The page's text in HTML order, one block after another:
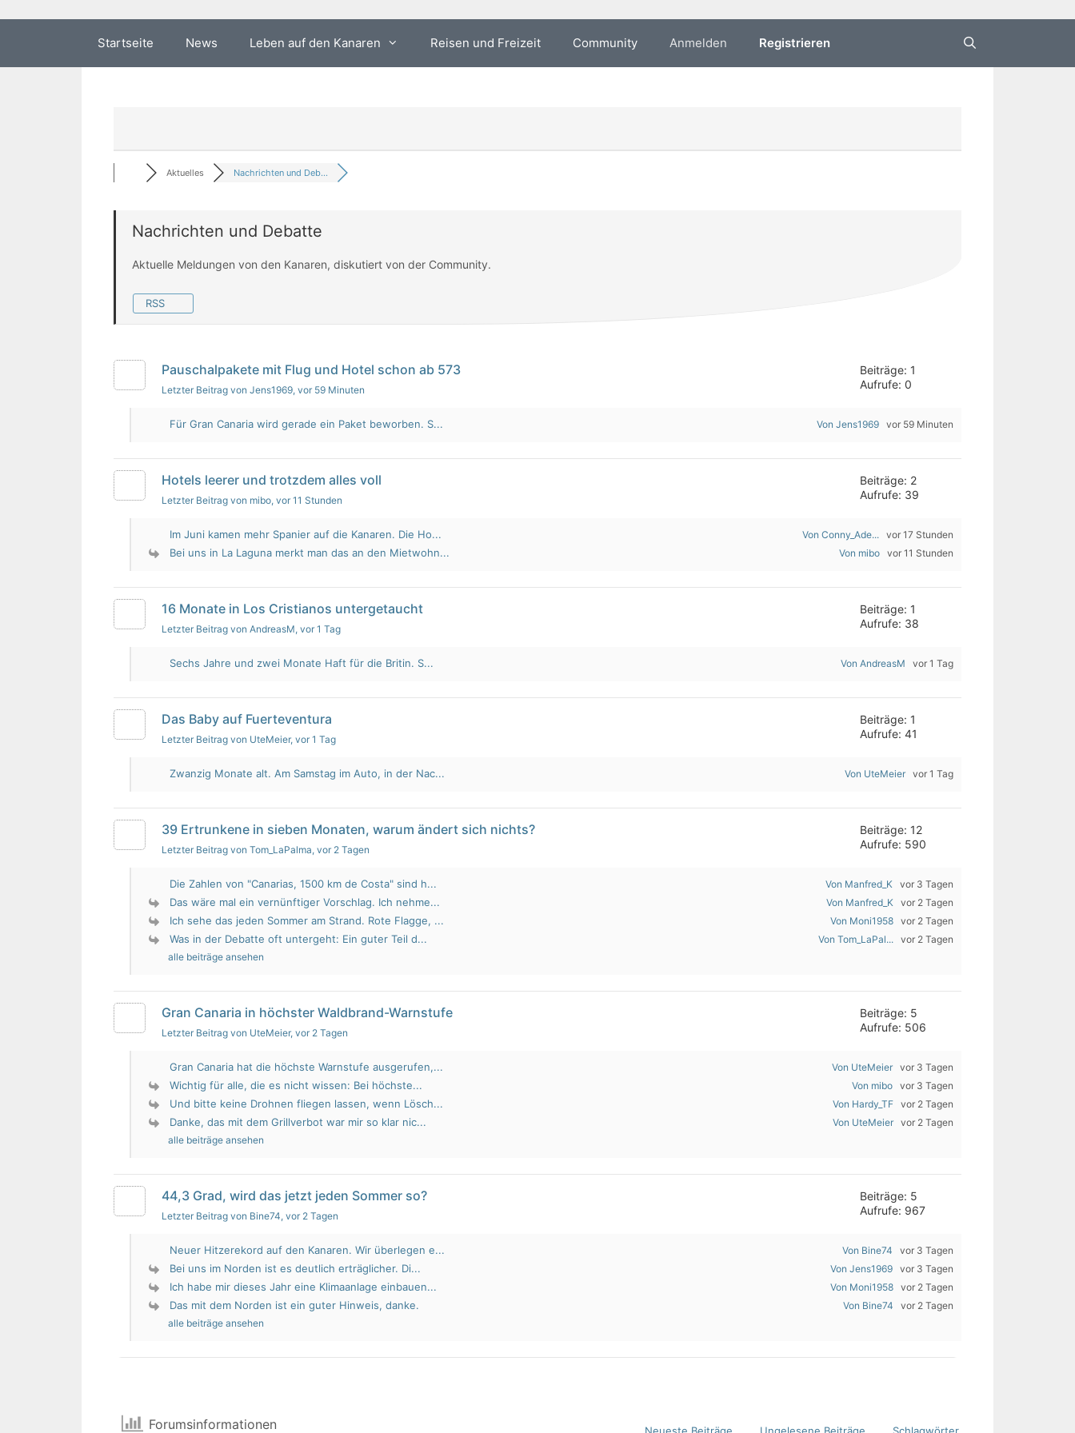
Startseite News Leben auf den Kanaren Reisen und Freizeit Community Anmelden Registrieren
Aktuelles Nachrichten und Deb...
Nachrichten und Debatte
Aktuelle Meldungen von den Kanaren, diskutiert von der Community.
RSS
Pauschalpakete mit Flug und Hotel schon ab 573
Letzter Beitrag von Jens1969, vor 59 Minuten
Beiträge: 1
Aufrufe: 0
Für Gran Canaria wird gerade ein Paket beworben. S... Von Jens1969 vor 59 Minuten
Hotels leerer und trotzdem alles voll
Letzter Beitrag von mibo, vor 11 Stunden
Beiträge: 2
Aufrufe: 39
Im Juni kamen mehr Spanier auf die Kanaren. Die Ho... Von Conny_Ade... vor 17 Stunden
Bei uns in La Laguna merkt man das an den Mietwohn... Von mibo vor 11 Stunden
16 Monate in Los Cristianos untergetaucht
Letzter Beitrag von AndreasM, vor 1 Tag
Beiträge: 1
Aufrufe: 38
Sechs Jahre und zwei Monate Haft für die Britin. S... Von AndreasM vor 1 Tag
Das Baby auf Fuerteventura
Letzter Beitrag von UteMeier, vor 1 Tag
Beiträge: 1
Aufrufe: 41
Zwanzig Monate alt. Am Samstag im Auto, in der Nac... Von UteMeier vor 1 Tag
39 Ertrunkene in sieben Monaten, warum ändert sich nichts?
Letzter Beitrag von Tom_LaPalma, vor 2 Tagen
Beiträge: 12
Aufrufe: 590
Die Zahlen von "Canarias, 1500 km de Costa" sind h... Von Manfred_K vor 3 Tagen
Das wäre mal ein vernünftiger Vorschlag. Ich nehme... Von Manfred_K vor 2 Tagen
Ich sehe das jeden Sommer am Strand. Rote Flagge, ... Von Moni1958 vor 2 Tagen
Was in der Debatte oft untergeht: Ein guter Teil d... Von Tom_LaPal... vor 2 Tagen
alle beiträge ansehen
Gran Canaria in höchster Waldbrand-Warnstufe
Letzter Beitrag von UteMeier, vor 2 Tagen
Beiträge: 5
Aufrufe: 506
Gran Canaria hat die höchste Warnstufe ausgerufen,... Von UteMeier vor 3 Tagen
Wichtig für alle, die es nicht wissen: Bei höchste... Von mibo vor 3 Tagen
Und bitte keine Drohnen fliegen lassen, wenn Lösch... Von Hardy_TF vor 2 Tagen
Danke, das mit dem Grillverbot war mir so klar nic... Von UteMeier vor 2 Tagen
alle beiträge ansehen
44,3 Grad, wird das jetzt jeden Sommer so?
Letzter Beitrag von Bine74, vor 2 Tagen
Beiträge: 5
Aufrufe: 967
Neuer Hitzerekord auf den Kanaren. Wir überlegen e... Von Bine74 vor 3 Tagen
Bei uns im Norden ist es deutlich erträglicher. Di... Von Jens1969 vor 3 Tagen
Ich habe mir dieses Jahr eine Klimaanlage einbauen... Von Moni1958 vor 2 Tagen
Das mit dem Norden ist ein guter Hinweis, danke. Von Bine74 vor 2 Tagen
alle beiträge ansehen
Forumsinformationen